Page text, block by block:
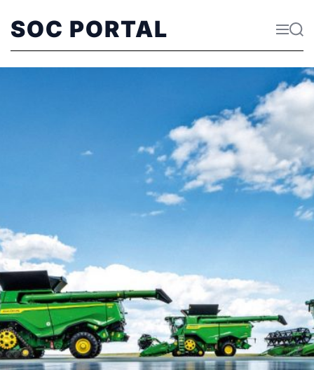
SOC PORTAL